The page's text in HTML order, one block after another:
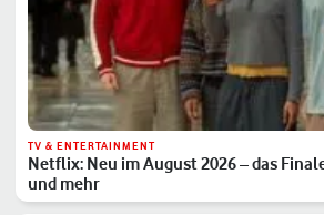
TV & ENTERTAINMENT
Netflix: Neu im August 2026 – das
und mehr